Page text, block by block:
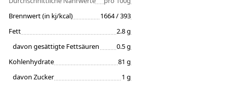
Brennwert (in kj/kcal)
1664 / 393
Fett
2.8 g
davon gesättigte Fettsäuren
0.5 g
Kohlenhydrate
81 g
davon Zucker
1 g